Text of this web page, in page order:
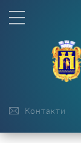
Контакти